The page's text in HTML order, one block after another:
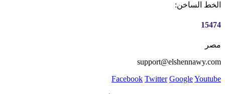
الخط الساخن:
15474
مصر
support@elshennawy.com
Facebook Twitter GoogleYoutube